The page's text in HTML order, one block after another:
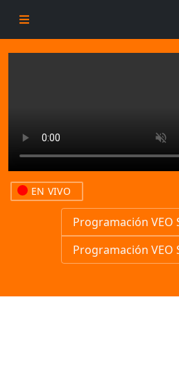
EN VIVO
Programación VEO
Programación VEO